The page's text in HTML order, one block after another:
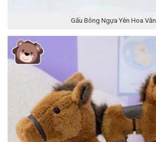
Gấu Bông Ngựa Yên Hoa Văn